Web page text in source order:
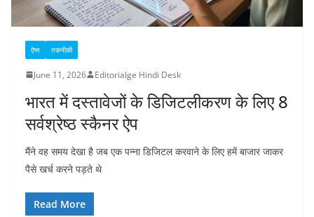
ऐप्स तकनीकी
June 11, 2026 Editorialge Hindi Desk
भारत में दस्तावेजों के डिजिटलीकरण के लिए 8
सर्वश्रेष्ठ स्कैनर ऐप
मैंने वह समय देखा है जब एक पन्ना डिजिटल करवाने के लिए हमें बाजार जाकर
पैसे खर्च करने पड़ते थे
Read More